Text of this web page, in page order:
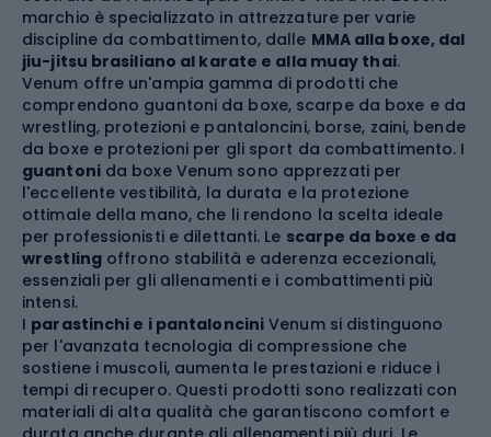
marchio è specializzato in attrezzature per varie
discipline da combattimento, dalle MMA alla boxe, dal
jiu-jitsu brasiliano al karate e alla muay thai.
Venum offre un'ampia gamma di prodotti che
comprendono guantoni da boxe, scarpe da boxe e da
wrestling, protezioni e pantaloncini, borse, zaini, bende
da boxe e protezioni per gli sport da combattimento. I
guantonida boxe Venum sono apprezzati per
l'eccellente vestibilità, la durata e la protezione
ottimale della mano, che li rendono la scelta ideale
per professionisti e dilettanti. Le scarpe da boxe e da
wrestlingoffrono stabilità e aderenza eccezionali,
essenziali per gli allenamenti e i combattimenti più
intensi.
I parastinchi e i pantaloncini Venum si distinguono
per l'avanzata tecnologia di compressione che
sostiene i muscoli, aumenta le prestazioni e riduce i
tempi di recupero. Questi prodotti sono realizzati con
materiali di alta qualità che garantiscono comfort e